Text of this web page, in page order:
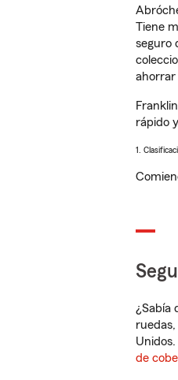
Tiene
seguro
ahorrar
rápido
1.
¿Sabía
de